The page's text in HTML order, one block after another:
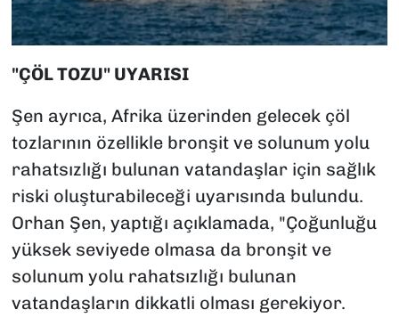
"ÇÖL TOZU" UYARISI
Şen ayrıca, Afrika üzerinden gelecek çöl
tozlarının özellikle bronşit ve solunum yolu
rahatsızlığı bulunan vatandaşlar için sağlık
riski oluşturabileceği uyarısında bulundu.
Orhan Şen, yaptığı açıklamada, "Çoğunluğu
yüksek seviyede olmasa da bronşit ve
solunum yolu rahatsızlığı bulunan
vatandaşların dikkatli olması gerekiyor.